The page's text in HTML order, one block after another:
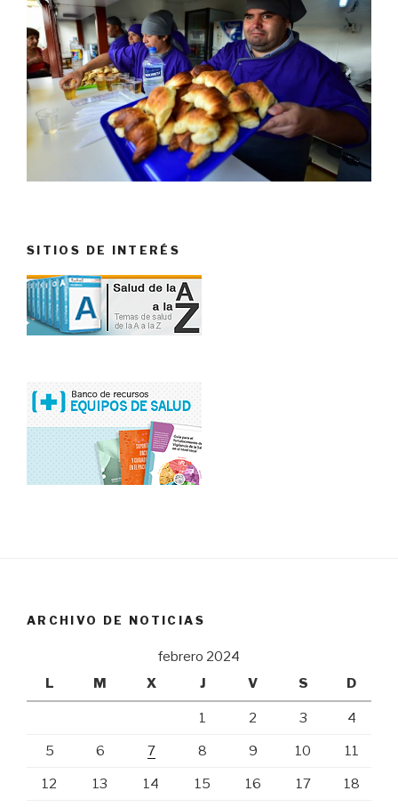
SITIOS DE INTERÉS
ARCHIVO DE NOTICIAS
febrero 2024
L
M X J V S D
1 2 3 4
5 6 7 8 9 10 11
12 13 14 15 16 17 18